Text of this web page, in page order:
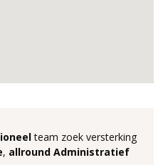
team zoek versterking
, allround Administratief